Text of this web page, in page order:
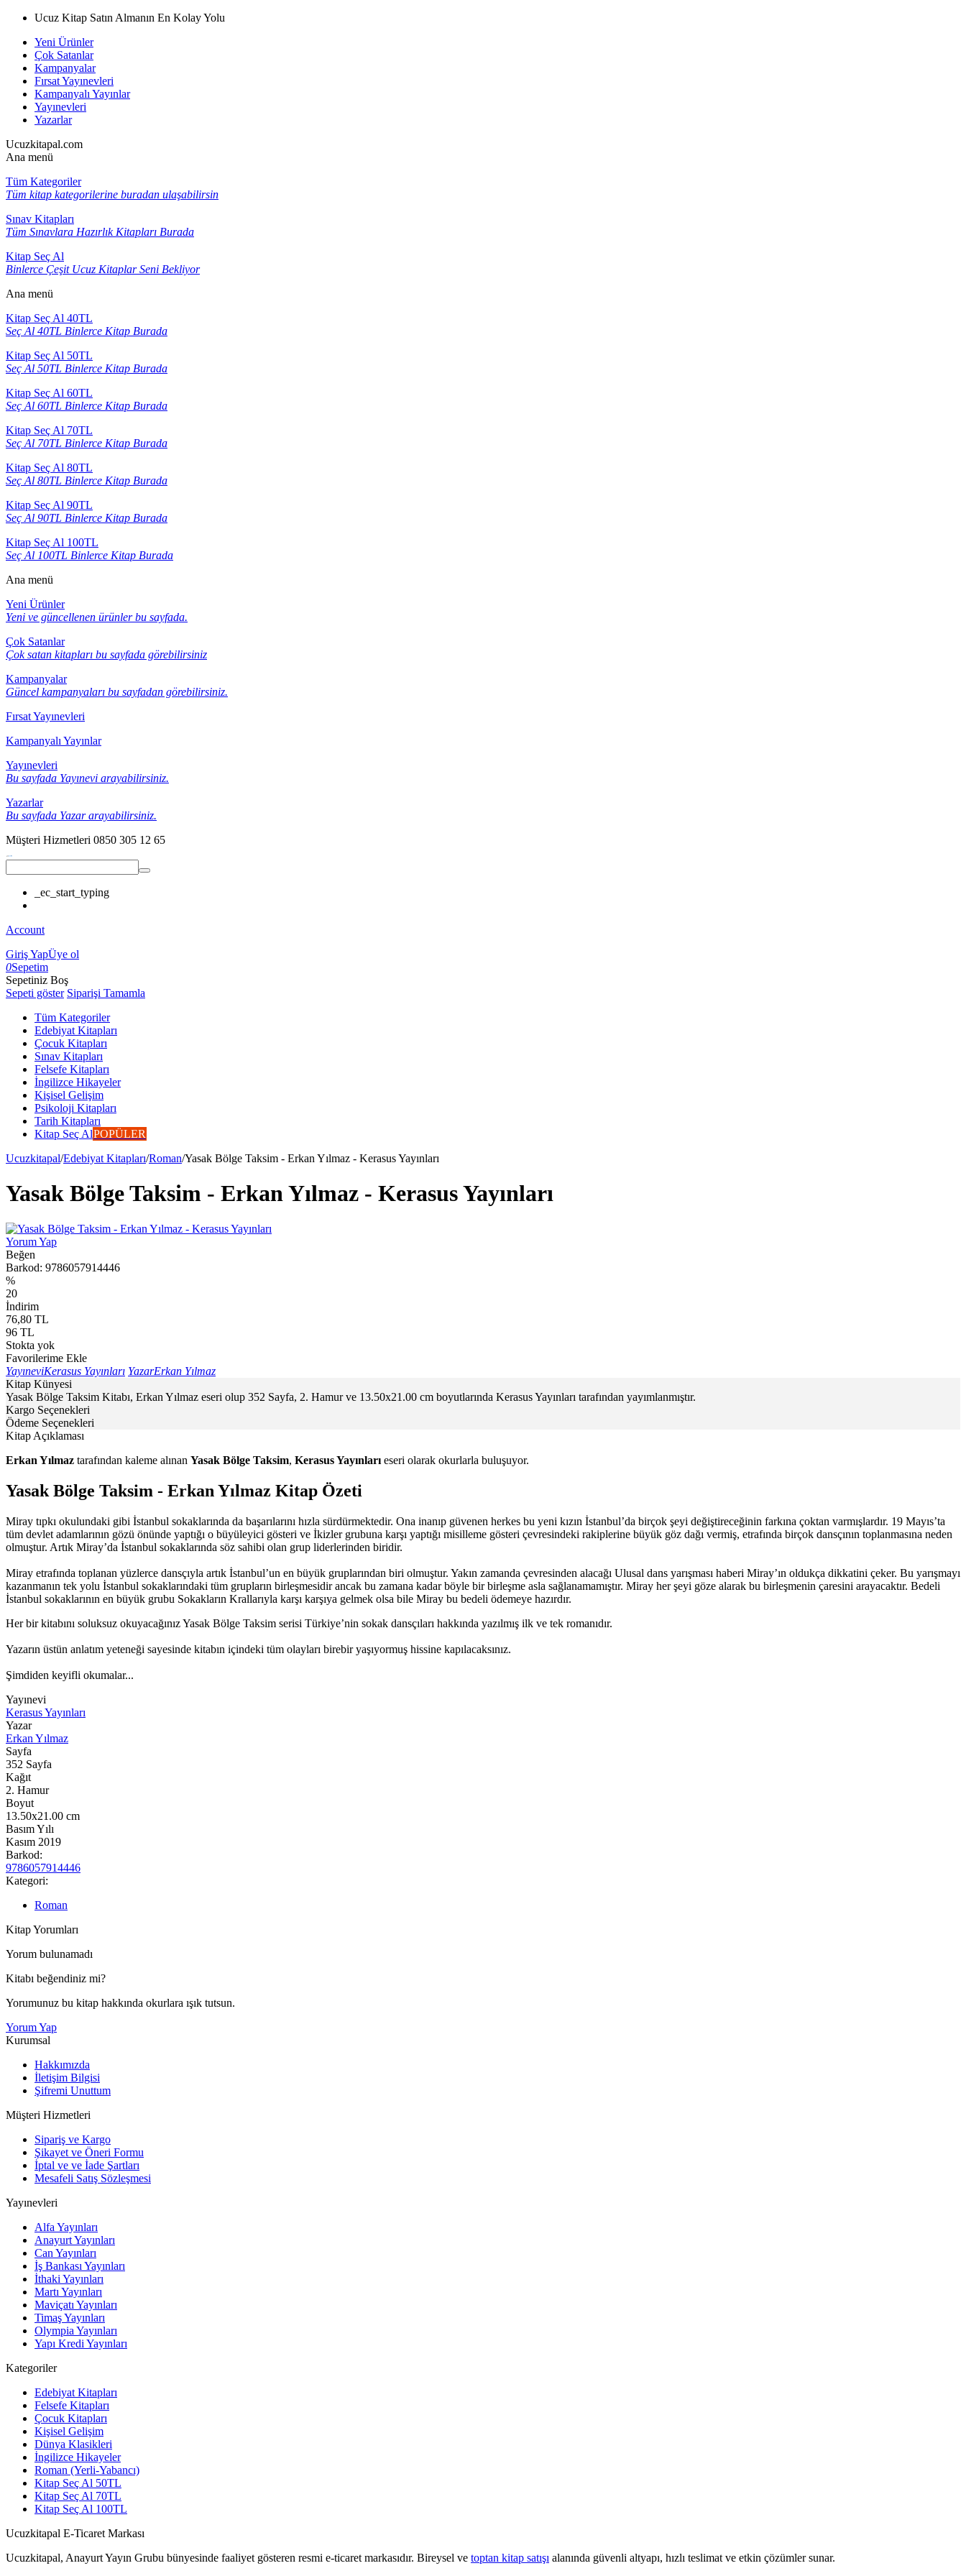
Ucuz Kitap Satın Almanın En Kolay Yolu
Yeni Ürünler
Çok Satanlar
Kampanyalar
Fırsat Yayınevleri
Kampanyalı Yayınlar
Yayınevleri
Yazarlar
Ucuzkitapal.com
Ana menü
Tüm Kategoriler
Tüm kitap kategorilerine buradan ulaşabilirsin
Sınav Kitapları
Tüm Sınavlara Hazırlık Kitapları Burada
Kitap Seç Al
Binlerce Çeşit Ucuz Kitaplar Seni Bekliyor
Ana menü
Kitap Seç Al 40TL
Seç Al 40TL Binlerce Kitap Burada
Kitap Seç Al 50TL
Seç Al 50TL Binlerce Kitap Burada
Kitap Seç Al 60TL
Seç Al 60TL Binlerce Kitap Burada
Kitap Seç Al 70TL
Seç Al 70TL Binlerce Kitap Burada
Kitap Seç Al 80TL
Seç Al 80TL Binlerce Kitap Burada
Kitap Seç Al 90TL
Seç Al 90TL Binlerce Kitap Burada
Kitap Seç Al 100TL
Seç Al 100TL Binlerce Kitap Burada
Ana menü
Yeni Ürünler
Yeni ve güncellenen ürünler bu sayfada.
Çok Satanlar
Çok satan kitapları bu sayfada görebilirsiniz
Kampanyalar
Güncel kampanyaları bu sayfadan görebilirsiniz.
Fırsat Yayınevleri
Kampanyalı Yayınlar
Yayınevleri
Bu sayfada Yayınevi arayabilirsiniz.
Yazarlar
Bu sayfada Yazar arayabilirsiniz.
Müşteri Hizmetleri 0850 305 12 65
_ec_start_typing
Account
Giriş YapÜye ol
0Sepetim
Sepetiniz Boş
Sepeti göster Siparişi Tamamla
Tüm Kategoriler
Edebiyat Kitapları
Çocuk Kitapları
Sınav Kitapları
Felsefe Kitapları
İngilizce Hikayeler
Kişisel Gelişim
Psikoloji Kitapları
Tarih Kitapları
Kitap Seç AlPOPÜLER
Ucuzkitapal/Edebiyat Kitapları/Roman/Yasak Bölge Taksim - Erkan Yılmaz - Kerasus Yayınları
Yasak Bölge Taksim - Erkan Yılmaz - Kerasus Yayınları
Yorum Yap
Beğen
Barkod: 9786057914446
%
20
İndirim
76,80 TL
96 TL
Stokta yok
Favorilerime Ekle
YayıneviKerasus Yayınları YazarErkan Yılmaz
Kitap Künyesi
Yasak Bölge Taksim Kitabı, Erkan Yılmaz eseri olup 352 Sayfa, 2. Hamur ve 13.50x21.00 cm boyutlarında Kerasus Yayınları tarafından yayımlanmıştır.
Kargo Seçenekleri
Ödeme Seçenekleri
Kitap Açıklaması
Erkan Yılmaz tarafından kaleme alınan Yasak Bölge Taksim, Kerasus Yayınları eseri olarak okurlarla buluşuyor.
Yasak Bölge Taksim - Erkan Yılmaz Kitap Özeti
Miray tıpkı okulundaki gibi İstanbul sokaklarında da başarılarını hızla sürdürmektedir. Ona inanıp güvenen herkes bu yeni kızın İstanbul’da birçok şeyi değiştireceğinin farkına çoktan varmışlardır. 19 Mayıs’ta
tüm devlet adamlarının gözü önünde yaptığı o büyüleyici gösteri ve İkizler grubuna karşı yaptığı misilleme gösteri çevresindeki rakiplerine büyük göz dağı vermiş, etrafında birçok dansçının toplanmasına neden
olmuştur. Artık Miray’da İstanbul sokaklarında söz sahibi olan grup liderlerinden biridir.
Miray etrafında toplanan yüzlerce dansçıyla artık İstanbul’un en büyük gruplarından biri olmuştur. Yakın zamanda çevresinden alacağı Ulusal dans yarışması haberi Miray’ın oldukça dikkatini çeker. Bu yarışmayı
kazanmanın tek yolu İstanbul sokaklarındaki tüm grupların birleşmesidir ancak bu zamana kadar böyle bir birleşme asla sağlanamamıştır. Miray her şeyi göze alarak bu birleşmenin çaresini arayacaktır. Bedeli
İstanbul sokaklarının en büyük grubu Sokakların Krallarıyla karşı karşıya gelmek olsa bile Miray bu bedeli ödemeye hazırdır.
Her bir kitabını soluksuz okuyacağınız Yasak Bölge Taksim serisi Türkiye’nin sokak dansçıları hakkında yazılmış ilk ve tek romanıdır.
Yazarın üstün anlatım yeteneği sayesinde kitabın içindeki tüm olayları birebir yaşıyormuş hissine kapılacaksınız.
Şimdiden keyifli okumalar...
Yayınevi
Kerasus Yayınları
Yazar
Erkan Yılmaz
Sayfa
352 Sayfa
Kağıt
2. Hamur
Boyut
13.50x21.00 cm
Basım Yılı
Kasım 2019
Barkod:
9786057914446
Kategori:
Roman
Kitap Yorumları
Yorum bulunamadı
Kitabı beğendiniz mi?
Yorumunuz bu kitap hakkında okurlara ışık tutsun.
Yorum Yap
Kurumsal
Hakkımızda
İletişim Bilgisi
Şifremi Unuttum
Müşteri Hizmetleri
Sipariş ve Kargo
Şikayet ve Öneri Formu
İptal ve ve İade Şartları
Mesafeli Satış Sözleşmesi
Yayınevleri
Alfa Yayınları
Anayurt Yayınları
Can Yayınları
İş Bankası Yayınları
İthaki Yayınları
Martı Yayınları
Maviçatı Yayınları
Timaş Yayınları
Olympia Yayınları
Yapı Kredi Yayınları
Kategoriler
Edebiyat Kitapları
Felsefe Kitapları
Çocuk Kitapları
Kişisel Gelişim
Dünya Klasikleri
İngilizce Hikayeler
Roman (Yerli-Yabancı)
Kitap Seç Al 50TL
Kitap Seç Al 70TL
Kitap Seç Al 100TL
Ucuzkitapal E-Ticaret Markası
Ucuzkitapal, Anayurt Yayın Grubu bünyesinde faaliyet gösteren resmi e-ticaret markasıdır. Bireysel ve toptan kitap satışı alanında güvenli altyapı, hızlı teslimat ve etkin çözümler sunar.